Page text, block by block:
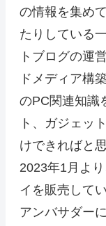
の情報を集め
たりしている
トブログの運
ドメディア構
のPC関連知識
ト、ガジェッ
けできればと
2023年1月よ
イを販売して
アンバサダー